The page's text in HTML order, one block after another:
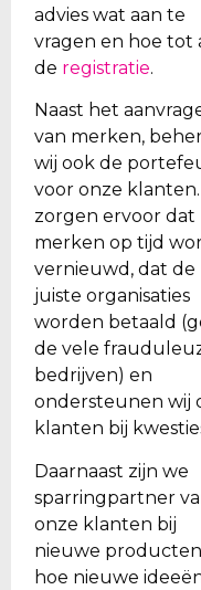
advies wat aan te
vragen en hoe tot
de registratie.
Naast het
van merken,
wij ook de
voor onze
zorgen ervoor dat
merken op tijd
vernieuwd, dat de
juiste organisaties
worden betaald
de vele
bedrijven) en
ondersteunen wij
klanten bij
Daarnaast zijn we
sparringpartner
onze klanten bij
nieuwe
hoe nieuwe